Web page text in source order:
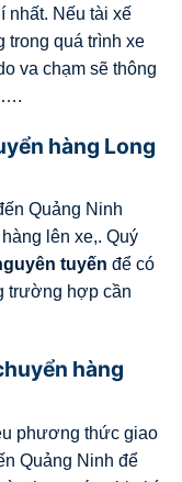
nhất. Nếu tài xế
trong quá trình xe
va chạm sẽ thông
hàng Long
Quảng Ninh
lên xe,. Quý
tuyến để có
trường hợp cần
hàng
phương thức giao
Quảng Ninh để